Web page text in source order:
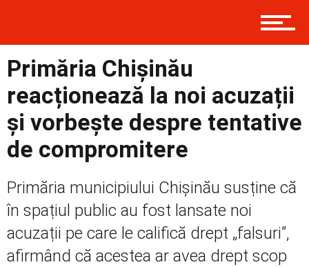
Politică
Primăria Chișinău
reacționează la noi acuzații
și vorbește despre tentative
de compromitere
Primăria municipiului Chișinău susține că
în spațiul public au fost lansate noi
acuzații pe care le califică drept „falsuri”,
afirmând că acestea ar avea drept scop